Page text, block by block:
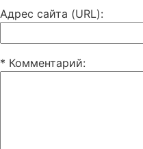
Адрес сайта (URL):
* Комментарий: